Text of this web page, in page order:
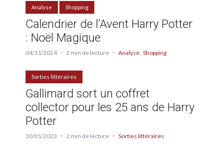
Analyse Shopping
Calendrier de l’Avent Harry Potter
: Noël Magique
04/11/2024 2 min de lecture Analyse Shopping
Sorties littéraires
Gallimard sort un coffret
collector pour les 25 ans de Harry
Potter
30/01/2023 2 min de lecture Sorties littéraires